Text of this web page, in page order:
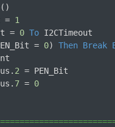
=
1
= 0 To
= 0) Then Break
2 =
7 = 0